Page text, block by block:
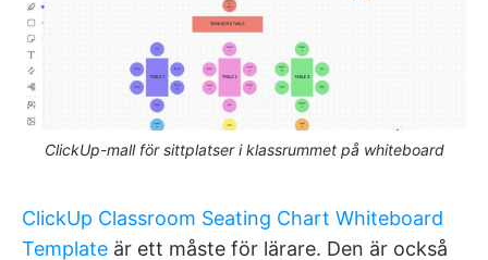
ClickUp-mall för sittplatser i klassrummet på whiteboard
ClickUp Classroom Seating Chart Whiteboard
Template är ett måste för lärare. Den är också